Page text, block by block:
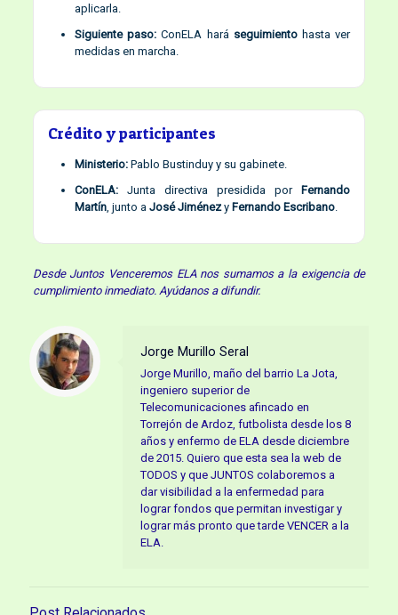
aplicarla.
Siguiente paso: ConELA hará seguimientohasta ver
medidas en marcha.
Crédito y participantes
Ministerio:Pablo Bustinduy y su gabinete.
ConELA:Junta directiva presidida porFernando
Martín, junto a José Jiménezy Fernando Escribano.
Desde Juntos Venceremos ELA nos sumamos a la exigencia de
cumplimiento inmediato. Ayúdanos a difundir.
Jorge Murillo Seral
Jorge Murillo, maño del barrio La Jota,
ingeniero superior de
Telecomunicaciones afincado en
Torrejón de Ardoz, futbolista desde los 8
años y enfermo de ELA desde diciembre
de 2015. Quiero que esta sea la web de
TODOS y que JUNTOS colaboremos a
dar visibilidad a la enfermedad para
lograr fondos que permitan investigar y
lograr más pronto que tarde VENCER a la
ELA.